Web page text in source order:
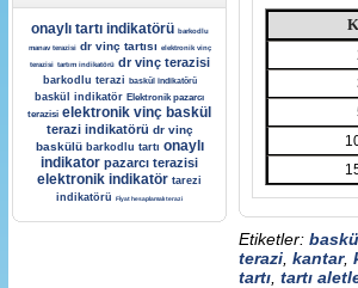
onaylı tartı indikatörü barkodlu
manav terazisi dr vinç tartısı elektronik vinç
terazisi tartım indikatörü dr vinç terazisi
barkodlu terazi baskül indikatörü
baskül indikatör Elektronik pazarcı
terazisi elektronik vinç baskül
terazi indikatörü dr vinç
baskülü barkodlu tartı onaylı
indikator pazarcı terazisi
elektronik indikatör tarezi
indikatörü
Fİyat hesaplamalı terazi
Etiketler:
terazi kantar,
tartı tartı